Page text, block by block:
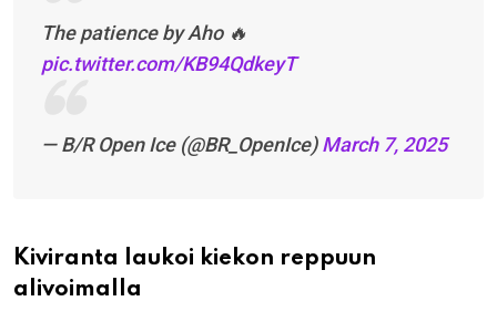
The patience by Aho 🔥
pic.twitter.com/KB94QdkeyT
— B/R Open Ice (@BR_OpenIce)March 7, 2025
Kiviranta laukoi kiekon reppuun
alivoimalla